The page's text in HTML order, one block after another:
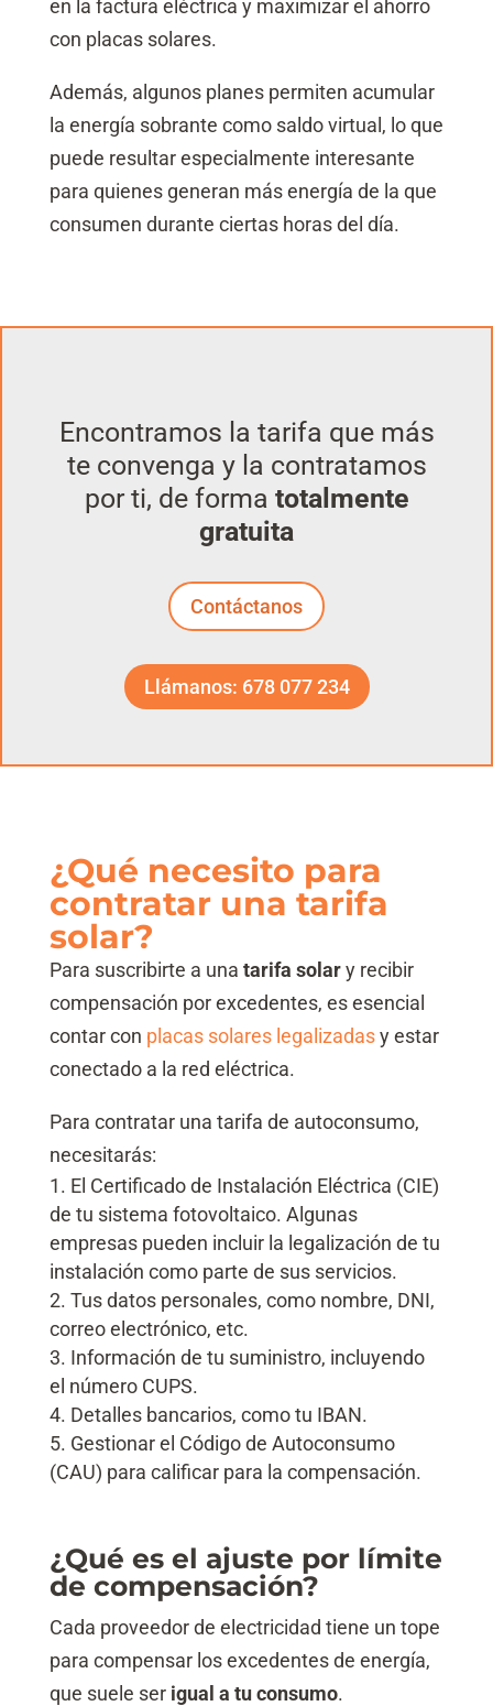
en la factura eléctrica y maximizar el ahorro
con placas solares.
Además, algunos planes permiten acumular
la energía sobrante como saldo virtual, lo que
puede resultar especialmente interesante
para quienes generan más energía de la que
consumen durante ciertas horas del día.
Encontramos la tarifa que más
te convenga y la contratamos
por ti, de forma totalmente
gratuita
Contáctanos
Llámanos: 678 077 234
¿Qué necesito para
contratar una tarifa
solar?
Para suscribirte a una tarifa solary recibir
compensación por excedentes, es esencial
contar con placas solares legalizadasy estar
conectado a la red eléctrica.
Para contratar una tarifa de autoconsumo,
necesitarás:
El Certificado de Instalación Eléctrica (CIE)
de tu sistema fotovoltaico. Algunas
empresas pueden incluir la legalización de tu
instalación como parte de sus servicios.
Tus datos personales, como nombre, DNI,
correo electrónico, etc.
Información de tu suministro, incluyendo
el número CUPS.
Detalles bancarios, como tu IBAN.
Gestionar el Código de Autoconsumo
(CAU) para calificar para la compensación.
¿Qué es el ajuste por límite
de compensación?
Cada proveedor de electricidad tiene un tope
para compensar los excedentes de energía,
que suele ser igual a tu consumo.